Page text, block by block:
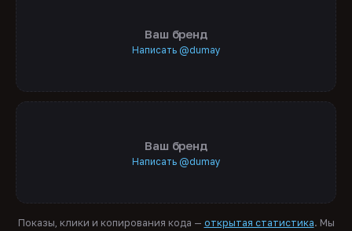
Ваш бренд
Написать @dumay
Ваш бренд
Написать @dumay
Показы, клики и копирования кода — открытая статистика. Мы